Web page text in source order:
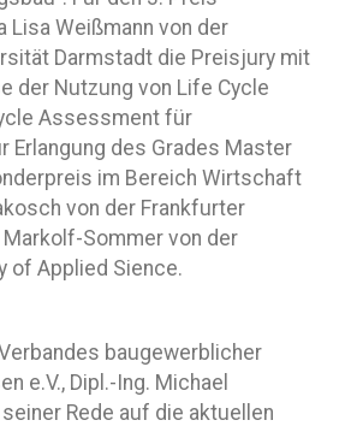
Lisa Weißmann von der
Darmstadt die Preisjury mit
der Nutzung von Life Cycle
Assessment für
Erlangung des Grades Master
im Bereich Wirtschaft
von der Frankfurter
Sommer von der
of Applied Sience.
baugewerblicher
e.V., Dipl.-Ing. Michael
Rede auf die aktuellen